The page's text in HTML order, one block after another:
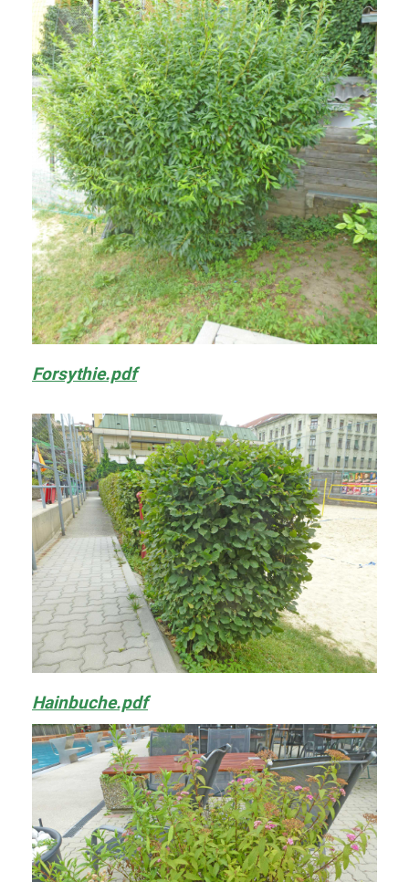
Forsythie.pdf
Hainbuche.pdf